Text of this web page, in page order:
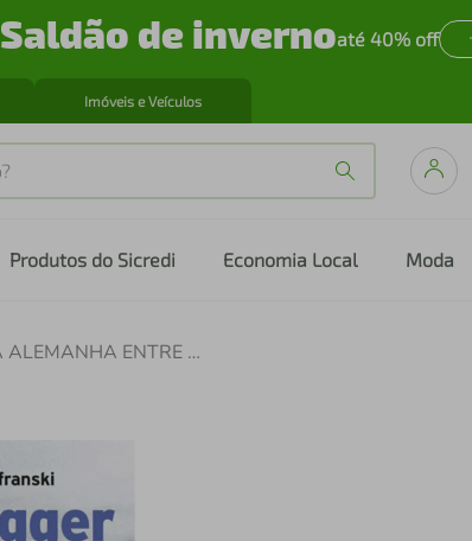
Saldão de invernoaté 40% off
Imóveis e Veículos
Produtos do Sicredi Economia Local Moda
HEIDEGGER - UM MESTRE DA ALEMANHA ENTRE O BEM E O MAL